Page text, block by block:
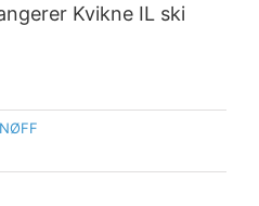
Kvikne IL ski
NØFF